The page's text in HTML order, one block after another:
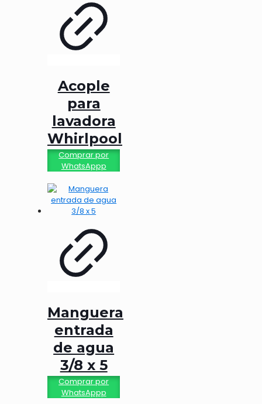
Acople
para
lavadora
Whirlpool
Comprar por
WhatsAppp
Manguera
entrada
de agua
3/8 x 5
Comprar por
WhatsAppp